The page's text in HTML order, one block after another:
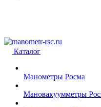
Каталог
Манометры Росма
Мановакуумметры